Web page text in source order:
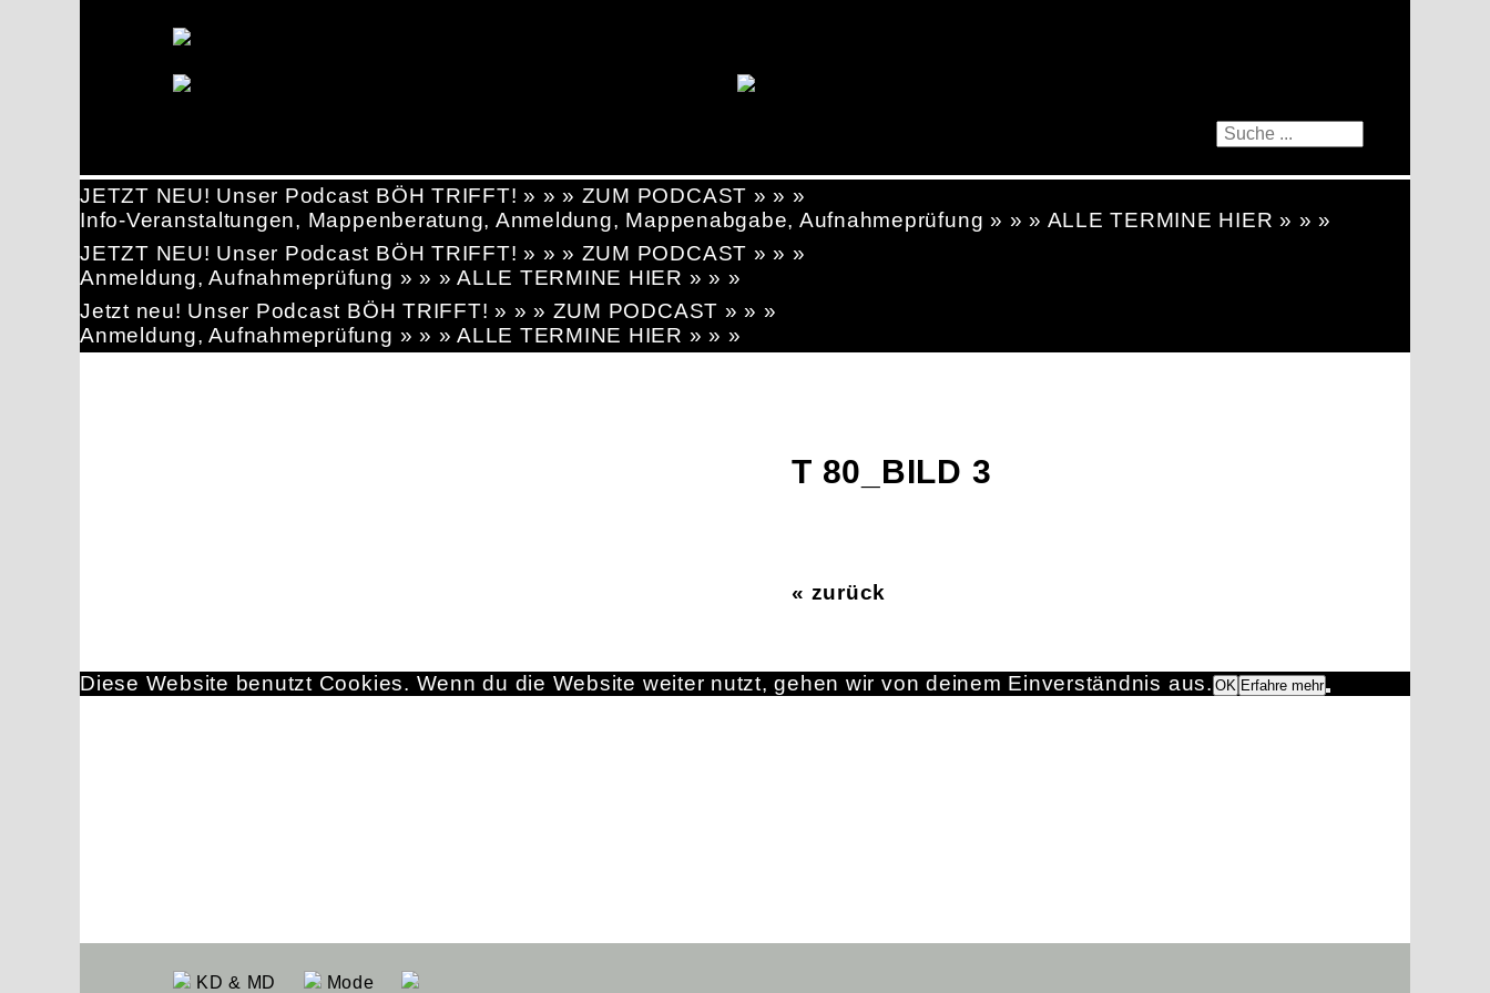
JETZT NEU! Unser Podcast BÖH TRIFFT! » » » ZUM PODCAST » » »
Info-Veranstaltungen, Mappenberatung, Anmeldung, Mappenabgabe, Aufnahmeprüfung » » » ALLE TERMINE HIER » » »
JETZT NEU! Unser Podcast BÖH TRIFFT! » » » ZUM PODCAST » » »
Anmeldung, Aufnahmeprüfung » » » ALLE TERMINE HIER » » »
Jetzt neu! Unser Podcast BÖH TRIFFT! » » » ZUM PODCAST » » »
Anmeldung, Aufnahmeprüfung » » » ALLE TERMINE HIER » » »
T 80_BILD 3
« zurück
KD & MD Mode
Diese Website benutzt Cookies. Wenn du die Website weiter nutzt, gehen wir von deinem Einverständnis aus. OK Erfahre mehr